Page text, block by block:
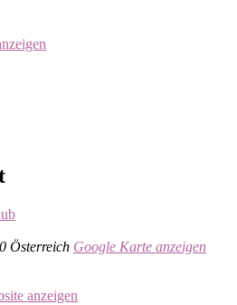
Österreich Google Karte anzeigen
anzeigen